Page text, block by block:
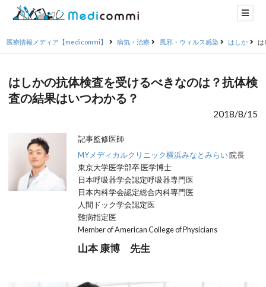
医療情報メディア【medicommi】 病気・治療 風邪・ウィルス感染 はしか は
はしかの抗体検査を受けるべきなのは？抗体検
査の結果はいつわかる？
2018/8/15
記事監修医師
MYメディカルクリニック横浜みなとみらい院長
東京大学医学部卒 医学博士
日本呼吸器学会認定呼吸器専門医
日本内科学会認定総合内科専門医
人間ドック学会認定医
難病指定医
Member of American College of Physicians
山本 康博 先生